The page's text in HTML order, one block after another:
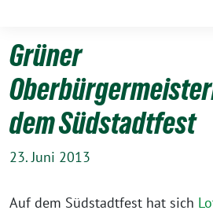
Grüner
dem Südstadtfest
23. Juni 2013
Auf dem Südstadtfest hat sich